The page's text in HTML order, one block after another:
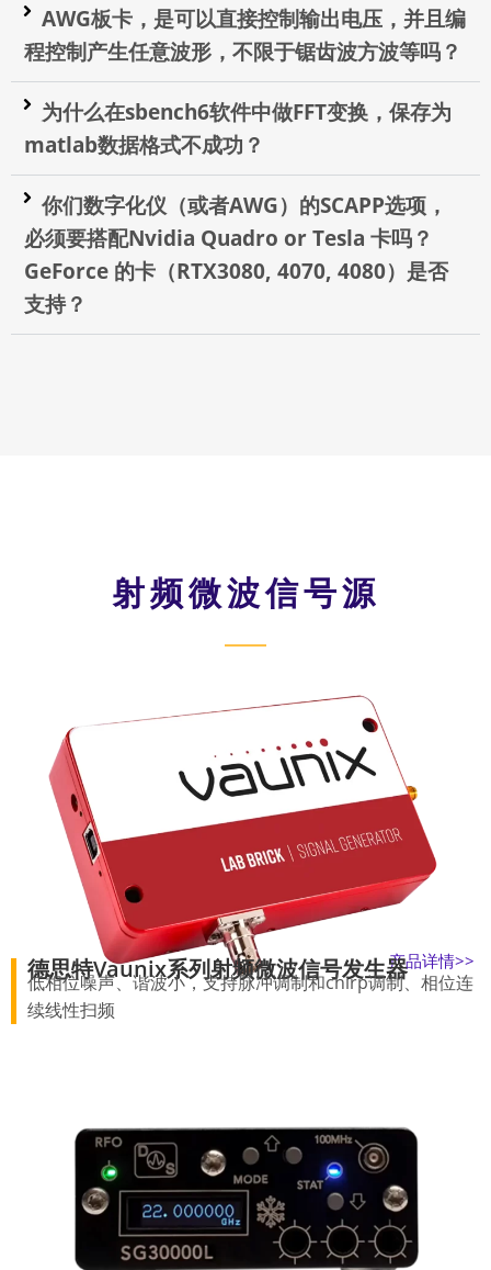
AWG板卡，是可以直接控制输出电压，并且编
程控制产生任意波形，不限于锯齿波方波等吗？
为什么在sbench6软件中做FFT变换，保存为
matlab数据格式不成功？
你们数字化仪（或者AWG）的SCAPP选项，
必须要搭配Nvidia Quadro or Tesla 卡吗？
GeForce 的卡（RTX3080, 4070, 4080）是否
支持？
射频微波信号源
产品详情>>
德思特Vaunix系列射频微波信号发生器
低相位噪声、谐波小，支持脉冲调制和chirp调制、相位连
续线性扫频